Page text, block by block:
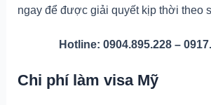
ngay để được giải quyết kịp thời theo
Hotline: 0904.895.228 –
Chi phí làm visa Mỹ